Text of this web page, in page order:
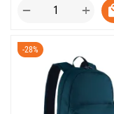
+
−
-28%